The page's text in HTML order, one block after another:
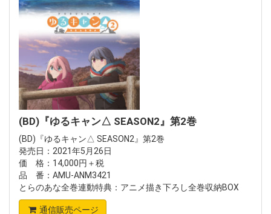
(BD)『ゆるキャン△ SEASON2』第2巻
(BD)『ゆるキャン△ SEASON2』第2巻
発売日：2021年5月26日
価 格：14,000円＋税
品 番：AMU-ANM3421
とらのあな全巻連動特典：アニメ描き下ろし全巻収納BOX
通信販売ページ